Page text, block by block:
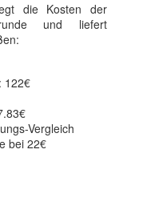
die Kosten der
und liefert
122€
Vergleich
bei 22€